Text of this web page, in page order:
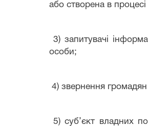
або створена в
3) запитувачі
особи;
4) звернення громадян
5) суб’єкт владних